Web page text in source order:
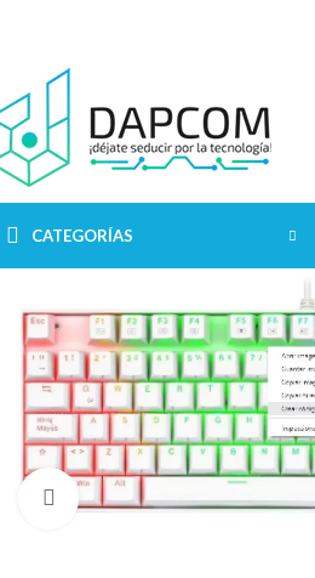
CATEGORÍAS
Haga Click para agrandar